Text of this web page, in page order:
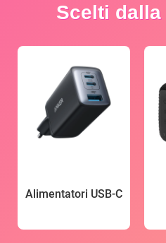
Scelti dalla
Alimentatori USB-C